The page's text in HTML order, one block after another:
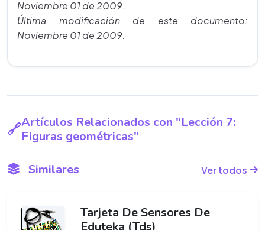
Noviembre 01 de 2009.
Última modificación de este documento:
Noviembre 01 de 2009.
Artículos Relacionados con "Lección 7:
Figuras geométricas"
Similares Ver todos
Tarjeta De Sensores De
Eduteka (Tds)